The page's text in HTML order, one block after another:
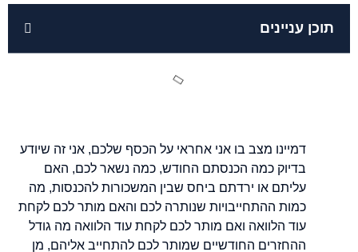
תוכן עניינים
דמיינו מצב בו אני אחראי על הכסף שלכם, אני זה שיודע
בדיוק כמה הכנסתם החודש, כמה נשאר לכם, האם
עליתם או ירדתם ביחס שבין המשכורות להכנסות, מה
כמות ההתחייבויות שנותרה לכם והאם מותר לכם לקחת
עוד הלוואה ואם מותר לכם לקחת עוד הלוואה מה גודל
ההחזרים החודשיים שמותר לכם להתחייב אליהם, מן